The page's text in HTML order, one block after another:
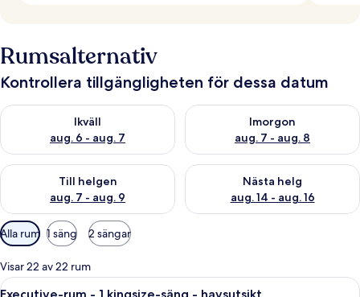
Rumsalternativ
Kontrollera tillgängligheten för dessa datum
Ikväll
aug. 6 - aug. 7
Kontrollera tillgängligheten för ikväll aug. 6 - aug. 7
Imorgon
aug. 7 - aug. 8
Kontrollera tillgängligheten
Till helgen
aug. 7 - aug. 9
Kontrollera tillgängligheten för den här helgen aug. 7 - aug. 9
Nästa helg
aug. 14 - aug. 16
Kontrollera tillgängligheten
Tillgängliga
filter
för
rum
Alla rum 1 säng 2 sängar
Visar 22 av 22 rum
Öppna
Ett modernt badrum med en stor
13
Executive-rum - 1 kingsize-säng - havsutsikt